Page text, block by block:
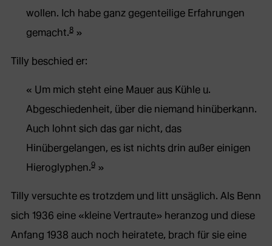
wollen. Ich habe ganz gegenteilige Erfahrungen
gemacht.8
Tilly beschied er:
Um mich steht eine Mauer aus Kühle u.
Abgeschiedenheit, über die niemand hinüberkann.
Auch lohnt sich das gar nicht, das
Hinübergelangen, es ist nichts drin außer einigen
Hieroglyphen.9
Tilly versuchte es trotzdem und litt unsäglich. Als Benn
sich 1936 eine «kleine Vertraute» heranzog und diese
Anfang 1938 auch noch heiratete, brach für sie eine